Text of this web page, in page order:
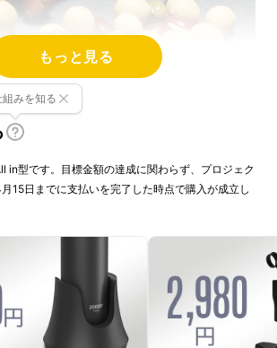
なったところからお部屋の本格お
ディークリーナー「VX max」に
もっと見る
みを知る
in型です。目標金額の達成に関わらず、プロジェク
15日までに支払いを完了した時点で購入が成立し